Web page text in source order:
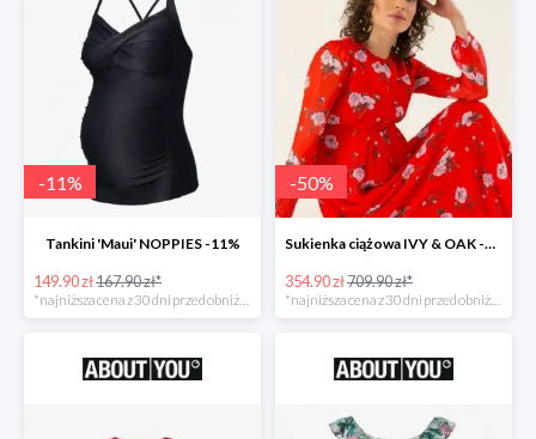
-11%
Tankini 'Maui' NOPPIES -11%
149.90 zł167.90 zł*
*najniższa cena z 30 dni przed obniżką
-50%
Sukienka ciążowa IVY & OAK -50%
354.90 zł709.90 zł*
*najniższa cena z 30 dni przed obniżką